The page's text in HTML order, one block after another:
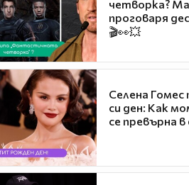
четворка?
проговаря
🎬👀💥
Селена Гомес
си ден: Как
се превърна